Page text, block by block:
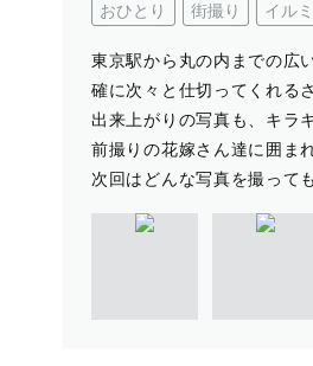
おひとり 街撮り イル
東京駅から丸の内までの広
確に次々と仕切ってくれる
出来上がりの写真も、キラ
前撮りの花嫁さん達に囲ま
次回はどんな写真を撮って